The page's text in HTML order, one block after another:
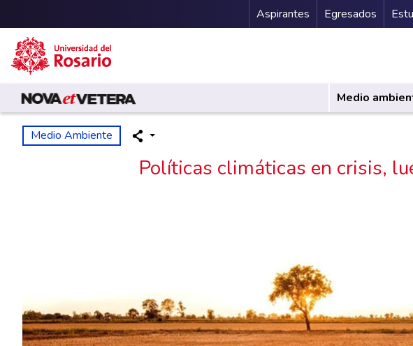
Pasar al contenido principal
Menu
Aspirantes Egresados
Medio
Medio Ambiente
Políticas climáticas en crisis,